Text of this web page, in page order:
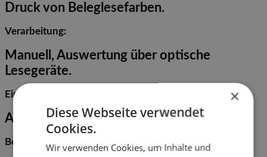
Druck von Beleglesefarben.
Verarbeitung:
Manuell, Auswertung über optische
Lesegeräte.
Einsatz:
Abstimmung.
Besonderheit:
×
Diese Webseite verwendet
Cookies.
Wir verwenden Cookies, um Inhalte und